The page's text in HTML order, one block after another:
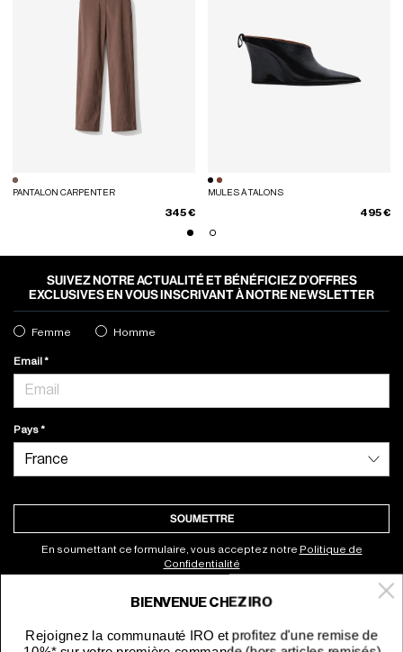
PANTALON CARPENTER
345 €
MULES À TALONS
495 €
SUIVEZ NOTRE ACTUALITÉ ET BÉNÉFICIEZ D’OFFRES
EXCLUSIVES EN VOUS INSCRIVANT À NOTRE NEWSLETTER
Femme Homme
Email
Pays
SOUMETTRE
En soumettant ce formulaire, vous acceptez notre Politique de
Confidentialité
BIENVENUE CHEZ IRO
Rejoignez la communauté IRO et profitez d'une remise de